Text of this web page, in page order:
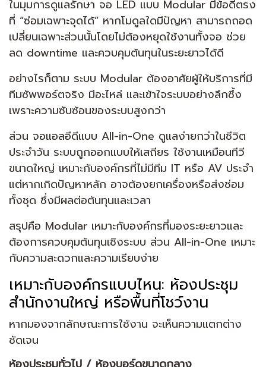
ในมุมการดูแลรักษา จอ LED แบบ Modular มีข้อดีตรง
ที่ “ซ่อมเฉพาะจุดได้” หากโมดูลใดมีปัญหา สามารถถอด
เปลี่ยนเฉพาะส่วนนั้นโดยไม่ต้องหยุดใช้งานทั้งจอ ช่วย
ลด downtime และควบคุมต้นทุนในระยะยาวได้ดี
อย่างไรก็ตาม ระบบ Modular ต้องอาศัยผู้ให้บริการที่มี
ทีมซัพพอร์ตจริง มีอะไหล่ และเข้าใจระบบอย่างลึกซึ้ง
เพราะความซับซ้อนของระบบสูงกว่า
ส่วน จอแอลอีดีแบบ All-in-One ดูแลง่ายกว่าในชีวิต
ประจำวัน ระบบถูกออกแบบให้เสถียร ใช้งานเหมือนทีวี
ขนาดใหญ่ เหมาะกับองค์กรที่ไม่มีทีม IT หรือ AV ประจำ
แต่หากเกิดปัญหาหลัก อาจต้องยกเครื่องหรือส่งซ่อม
ทั้งชุด ซึ่งมีผลต่อต้นทุนและเวลา
สรุปคือ Modular เหมาะกับองค์กรที่มองระยะยาวและ
ต้องการควบคุมต้นทุนเชิงระบบ ส่วน All-in-One เหมาะ
กับความสะดวกและความเรียบง่าย
เหมาะกับองค์กรแบบไหน: ห้องประชุม
สำนักงานใหญ่ หรือพื้นที่โชว์งาน
หากมองจากลักษณะการใช้งาน จะเห็นความแตกต่าง
ชัดเจน